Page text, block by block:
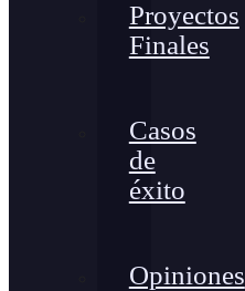
Proyectos
Finales
Casos
de
éxito
Opiniones